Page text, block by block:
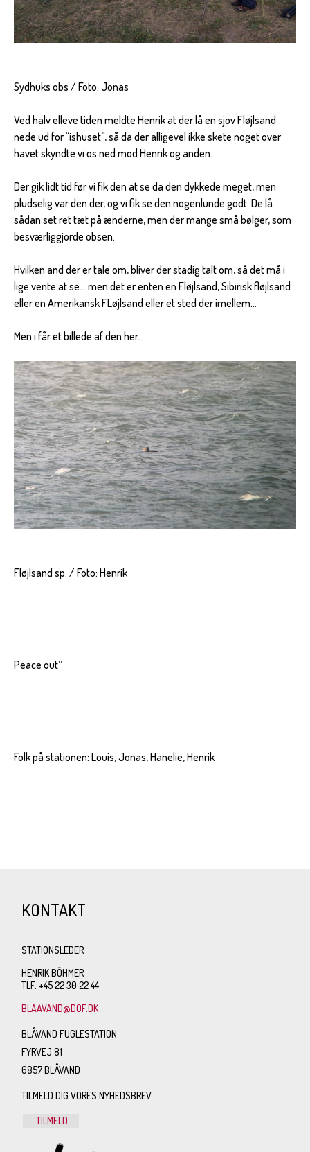
Sydhuks obs / Foto: Jonas
Ved halv elleve tiden meldte Henrik at der lå en sjov Fløjlsand
nede ud for “ishuset”, så da der alligevel ikke skete noget over
havet skyndte vi os ned mod Henrik og anden.
Der gik lidt tid før vi fik den at se da den dykkede meget, men
pludselig var den der, og vi fik se den nogenlunde godt. De lå
sådan set ret tæt på ænderne, men der mange små bølger, som
besværliggjorde obsen.
Hvilken and der er tale om, bliver der stadig talt om, så det må i
lige vente at se… men det er enten en Fløjlsand, Sibirisk fløjlsand
eller en Amerikansk FLøjlsand eller et sted der imellem…
Men i får et billede af den her..
Fløjlsand sp. / Foto: Henrik
Peace out’’
Folk på stationen: Louis, Jonas, Hanelie, Henrik
KONTAKT
STATIONSLEDER
HENRIK BÖHMER
TLF. +45 22 30 22 44
BLAAVAND@DOF.DK
BLÅVAND FUGLESTATION
FYRVEJ 81
6857 BLÅVAND
TILMELD DIG VORES NYHEDSBREV
TILMELD